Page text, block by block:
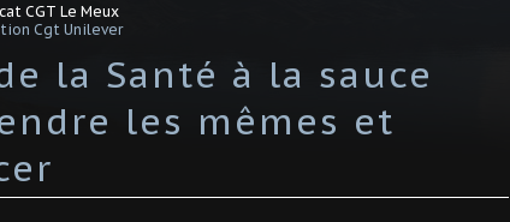
CGT Le Meux
Cgt Unilever
la Santé à la sauce
les mêmes et